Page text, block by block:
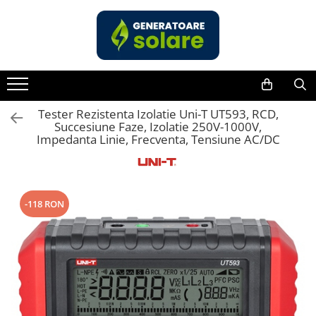
Acasa
Statii de Alimentare Portabile
Cauta dupa capacitate
Pana in 1000W
Peste 3000W
Cauta dupa marca
Bluetti
EcoFlow
Anker
Jackery
Pecron
Tester Rezistenta Izolatie Uni-T UT593, RCD,
Succesiune Faze, Izolatie 250V-1000V,
Impedanta Linie, Frecventa, Tensiune AC/DC
-118 RON